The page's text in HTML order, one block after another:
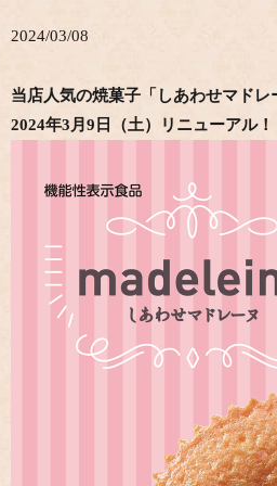
2024/03/08
当店人気の焼菓子「しあわせマドレ
2024年3月9日（土）リニューアル！